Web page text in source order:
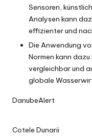
Sensoren,
Analysen kann
effizienter und
Die Anwendung
Normen kann
vergleichbar und
globale
DanubeAlert
Cotele Dunarii